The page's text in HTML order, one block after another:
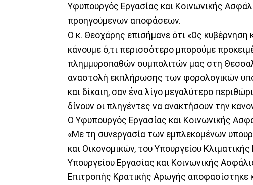
Υφυπουργός Εργασίας και Κοινωνικής
προηγούμενων αποφάσεων.
Ο κ. Θεοχάρης επισήμανε ότι «Ως κυβέρνηση
κάνουμε ό,τι περισσότερο μπορούμε
πλημμυροπαθών συμπολιτών μας στη
αναστολή εκπλήρωσης των φορολογικών
και δίκαιη, σαν ένα λίγο μεγαλύτερο
δίνουν οι πληγέντες να ανακτήσουν την
Ο Υφυπουργός Εργασίας και Κοινωνικής
«Με τη συνεργασία των εμπλεκομένων
και Οικονομικών, του Υπουργείου
Υπουργείου Εργασίας και Κοινωνικής
Επιτροπής Κρατικής Αρωγής αποφασίστηκε